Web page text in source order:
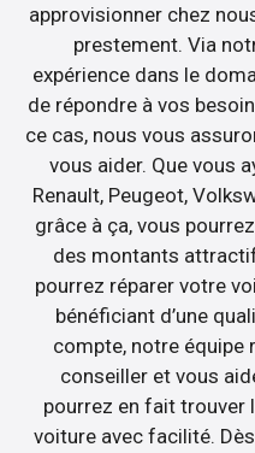
approvisionner chez
prestement. Via
expérience dans le
de répondre à vos
ce cas, nous vous
vous aider. Que vous
Renault, Peugeot,
grâce à ça, vous
des montants
pourrez réparer votre
bénéficiant d’une
compte, notre équipe
conseiller et vous
pourrez en fait trouver
voiture avec facilité.